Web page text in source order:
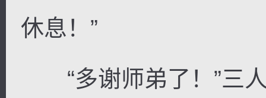
休息！”
“多谢师弟了！”三